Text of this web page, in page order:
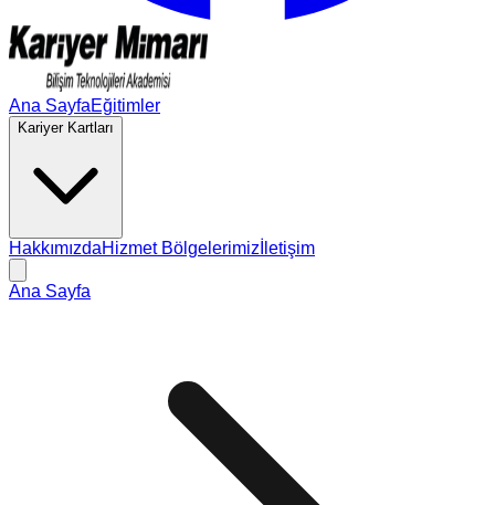
Ana SayfaEğitimler
Kariyer Kartları
HakkımızdaHizmet Bölgelerimiz İletişim
Ana Sayfa